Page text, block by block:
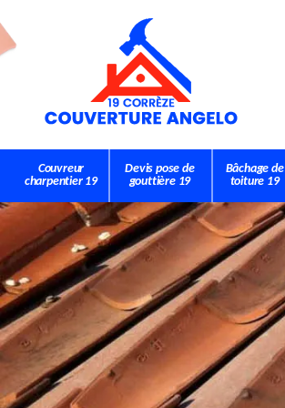
Couvreur
charpentier 19
Devis pose de
gouttière 19
Bâchage de
toiture 19